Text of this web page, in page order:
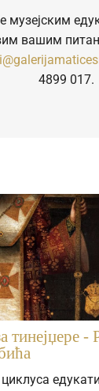
музејским
вашим
4899 017.
тинејџере